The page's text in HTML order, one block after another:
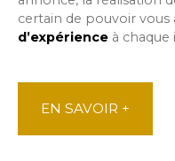
certain de pouvoir vous
d’expérience à chaque
EN SAVOIR +